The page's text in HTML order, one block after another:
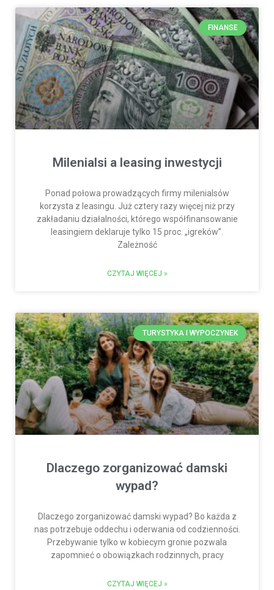
FINANSE
Milenialsi a leasing inwestycji
Ponad połowa prowadzących firmy milenialsów
korzysta z leasingu. Już cztery razy więcej niż przy
zakładaniu działalności, którego współfinansowanie
leasingiem deklaruje tylko 15 proc. „igreków”.
Zależność
CZYTAJ WIĘCEJ »
TURYSTYKA I WYPOCZYNEK
Dlaczego zorganizować damski
wypad?
Dlaczego zorganizować damski wypad? Bo każda z
nas potrzebuje oddechu i oderwania od codzienności.
Przebywanie tylko w kobiecym gronie pozwala
zapomnieć o obowiązkach rodzinnych, pracy
CZYTAJ WIĘCEJ »